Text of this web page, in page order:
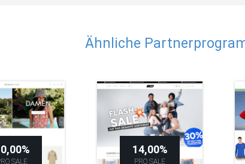
Ähnliche
SALE
14,00%
PRO SALE